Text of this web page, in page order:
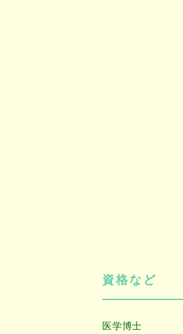
資格など
医学博士